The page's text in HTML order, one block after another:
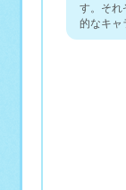
す。それ
的なキャ